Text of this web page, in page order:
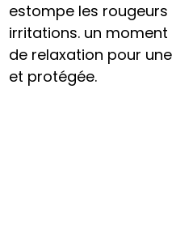
estompe les
irritations. un
de relaxation pour
et protégée.